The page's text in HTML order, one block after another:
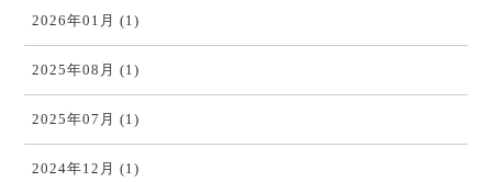
2026年01月 (1)
2025年08月 (1)
2025年07月 (1)
2024年12月 (1)